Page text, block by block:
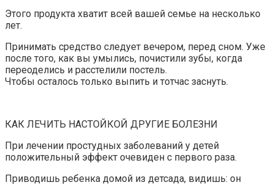
Этого продукта хватит всей вашей семье на несколько
лет.
Принимать средство следует вечером, перед сном. Уже
после того, как вы умылись, почистили зубы, когда
переоделись и расстелили постель.
Чтобы осталось только выпить и тотчас заснуть.
КАК ЛЕЧИТЬ НАСТОЙКОЙ ДРУГИЕ БОЛЕЗНИ
При лечении простудных заболеваний у детей
положительный эффект очевиден с первого раза.
Приводишь ребенка домой из детсада, видишь: он